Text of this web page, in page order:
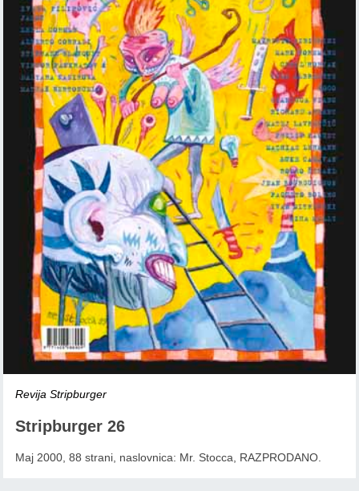
Revija Stripburger
Stripburger 26
Maj 2000, 88 strani, naslovnica: Mr. Stocca, RAZPRODANO.